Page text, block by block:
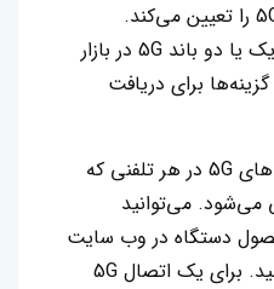
که قابلیت اطمینان اتصال 5G را تعیین می‌کند.
تلفن‌های 5G را می‌توان با یک یا دو باند 5G در بازار
برای دریافت
همیشه بررسی کنید که باند‌های 5G در هر تلفنی که
می‌شود. می‌توانید
دستگاه در وب سایت
در بخش مشخصات پیدا کنید. برای یک اتصال 5G